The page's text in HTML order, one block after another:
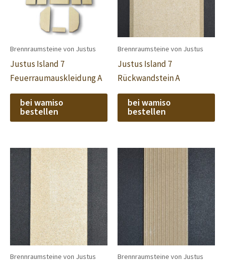
Brennraumsteine von Justus
Justus Island 7
Feuerraumauskleidung A
bei wamiso
bestellen
Brennraumsteine von Justus
Justus Island 7
Rückwandstein A
bei wamiso
bestellen
Brennraumsteine von Justus Brennraumsteine von Justus